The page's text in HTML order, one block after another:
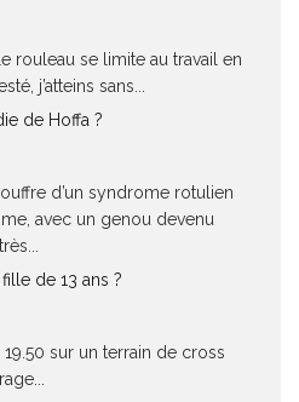
rouleau se limite au travail en
j’atteins sans...
de Hoffa ?
d’un syndrome rotulien
avec un genou devenu
de 13 ans ?
sur un terrain de cross